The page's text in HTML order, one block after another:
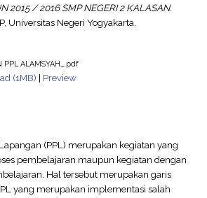
2015 / 2016 SMP NEGERI 2 KALASAN.
Universitas Negeri Yogyakarta.
PPL ALAMSYAH_.pdf
(1MB) | Preview
(PPL) merupakan kegiatan yang
pembelajaran maupun kegiatan dengan
Hal tersebut merupakan garis
yang merupakan implementasi salah